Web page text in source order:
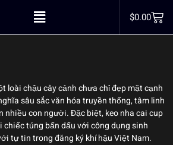
$0.00
Đến Biểu Tượng
loài chậu cây cảnh chưa chỉ đẹp mặt cạnh
sâu sắc văn hóa truyền thống, tâm linh
nhiều con người. Đặc biệt, keo nha cai cup
túng bấn dấu với công dụng sinh
tự tin trong đăng ký khí hậu Việt Nam.